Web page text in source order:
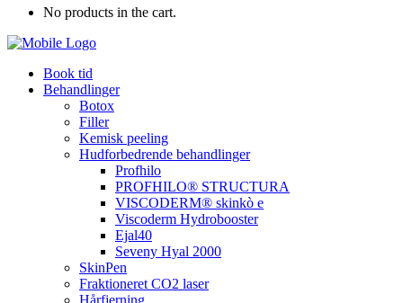
No products in the cart.
Book tid
Behandlinger
Botox
Filler
Kemisk peeling
Hudforbedrende behandlinger
Profhilo
PROFHILO® STRUCTURA
VISCODERM® skinkò e
Viscoderm Hydrobooster
Ejal40
Seveny Hyal 2000
SkinPen
Fraktioneret CO2 laser
Hårfjerning